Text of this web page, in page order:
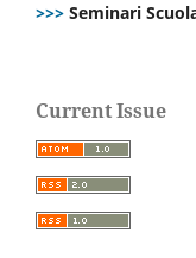
>>> Seminari
Current Issue